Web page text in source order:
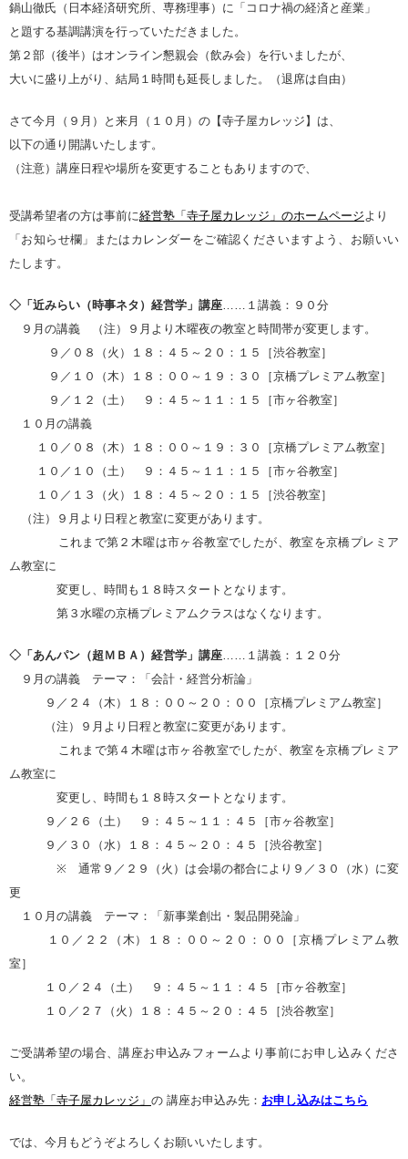
鍋山徹氏（日本経済研究所、専務理事）に「コロナ禍の経済と産業」
と題する基調講演を行っていただきました。
第２部（後半）はオンライン懇親会（飲み会）を行いましたが、
大いに盛り上がり、結局１時間も延長しました。（退席は自由）
さて今月（９月）と来月（１０月）の【寺子屋カレッジ】は、
以下の通り開講いたします。
（注意）講座日程や場所を変更することもありますので、
受講希望者の方は事前に経営塾「寺子屋カレッジ」のホームページより
「お知らせ欄」またはカレンダーをご確認くださいますよう、お願いい
たします。
◇「近みらい（時事ネタ）経営学」講座……１講義：９０分
９月の講義 （注）９月より木曜夜の教室と時間帯が変更します。
９／０８（火）１８：４５～２０：１５［渋谷教室］
９／１０（木）１８：００～１９：３０［京橋プレミアム教室］
９／１２（土） ９：４５～１１：１５［市ヶ谷教室］
１０月の講義
１０／０８（木）１８：００～１９：３０［京橋プレミアム教室］
１０／１０（土） ９：４５～１１：１５［市ヶ谷教室］
１０／１３（火）１８：４５～２０：１５［渋谷教室］
（注）９月より日程と教室に変更があります。
これまで第２木曜は市ヶ谷教室でしたが、教室を京橋プレミア
ム教室に
変更し、時間も１８時スタートとなります。
第３水曜の京橋プレミアムクラスはなくなります。
◇「あんパン（超ＭＢＡ）経営学」講座……１講義：１２０分
９月の講義 テーマ：「会計・経営分析論」
９／２４（木）１８：００～２０：００［京橋プレミアム教室］
（注）９月より日程と教室に変更があります。
これまで第４木曜は市ヶ谷教室でしたが、教室を京橋プレミア
ム教室に
変更し、時間も１８時スタートとなります。
９／２６（土） ９：４５～１１：４５［市ヶ谷教室］
９／３０（水）１８：４５～２０：４５［渋谷教室］
※ 通常９／２９（火）は会場の都合により９／３０（水）に変
更
１０月の講義 テーマ：「新事業創出・製品開発論」
１０／２２（木）１８：００～２０：００［京橋プレミアム教
室］
１０／２４（土） ９：４５～１１：４５［市ヶ谷教室］
１０／２７（火）１８：４５～２０：４５［渋谷教室］
ご受講希望の場合、講座お申込みフォームより事前にお申し込みくださ
い。
経営塾「寺子屋カレッジ」 の 講座お申込み先： お申し込みはこちら
では、今月もどうぞよろしくお願いいたします。